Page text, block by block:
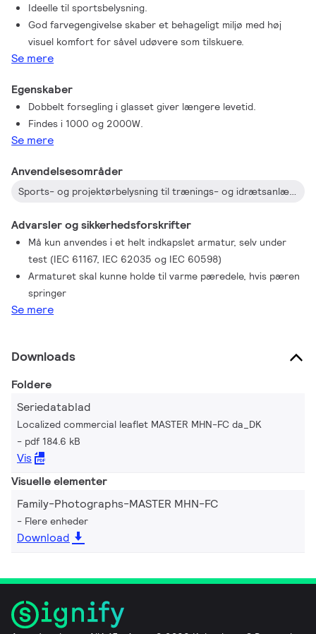
Ideelle til sportsbelysning.
God farvegengivelse skaber et behageligt miljø med høj
visuel komfort for såvel udøvere som tilskuere.
Se mere
Egenskaber
Dobbelt forsegling i glasset giver længere levetid.
Findes i 1000 og 2000W.
Se mere
Anvendelsesområder
Sports- og projektørbelysning til trænings- og idrætsanlæg.
Advarsler og sikkerhedsforskrifter
Må kun anvendes i et helt indkapslet armatur, selv under
test (IEC 61167, IEC 62035 og IEC 60598)
Armaturet skal kunne holde til varme pæredele, hvis pæren
springer
Se mere
Downloads
Foldere
Seriedatablad
Localized commercial leaflet MASTER MHN-FC da_DK
pdf 184.6 kB
Vis
Visuelle elementer
Family-Photographs-MASTER MHN-FC
Flere enheder
Download